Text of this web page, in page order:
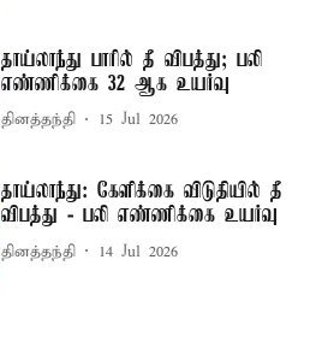
தாய்லாந்து பாரில் தீ விபத்து; பலி
எண்ணிக்கை 32 ஆக உயர்வு
தினத்தந்தி 15 Jul 2026
தாய்லாந்து: கேளிக்கை விடுதியில் தீ
விபத்து - பலி எண்ணிக்கை உயர்வு
தினத்தந்தி 14 Jul 2026